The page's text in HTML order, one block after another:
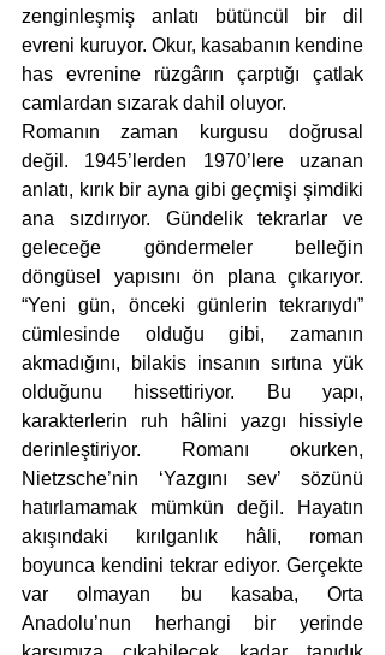
zenginleşmiş anlatı bütüncül bir dil
evreni kuruyor. Okur, kasabanın kendine
has evrenine rüzgârın çarptığı çatlak
camlardan sızarak dahil oluyor.
Romanın zaman kurgusu doğrusal
değil. 1945’lerden 1970’lere uzanan
anlatı, kırık bir ayna gibi geçmişi şimdiki
ana sızdırıyor. Gündelik tekrarlar ve
geleceğe göndermeler belleğin
döngüsel yapısını ön plana çıkarıyor.
“Yeni gün, önceki günlerin tekrarıydı”
cümlesinde olduğu gibi, zamanın
akmadığını, bilakis insanın sırtına yük
olduğunu hissettiriyor. Bu yapı,
karakterlerin ruh hâlini yazgı hissiyle
derinleştiriyor. Romanı okurken,
Nietzsche’nin ‘Yazgını sev’ sözünü
hatırlamamak mümkün değil. Hayatın
akışındaki kırılganlık hâli, roman
boyunca kendini tekrar ediyor. Gerçekte
var olmayan bu kasaba, Orta
Anadolu’nun herhangi bir yerinde